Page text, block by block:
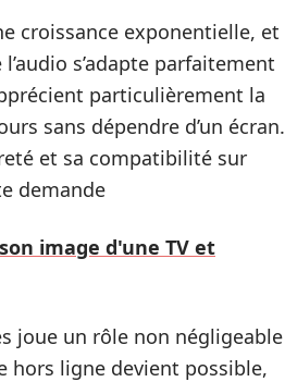
croissance exponentielle, et
s’adapte parfaitement
particulièrement la
sans dépendre d’un écran.
et sa compatibilité sur
demande
image d'une TV et
joue un rôle non négligeable
hors ligne devient possible,